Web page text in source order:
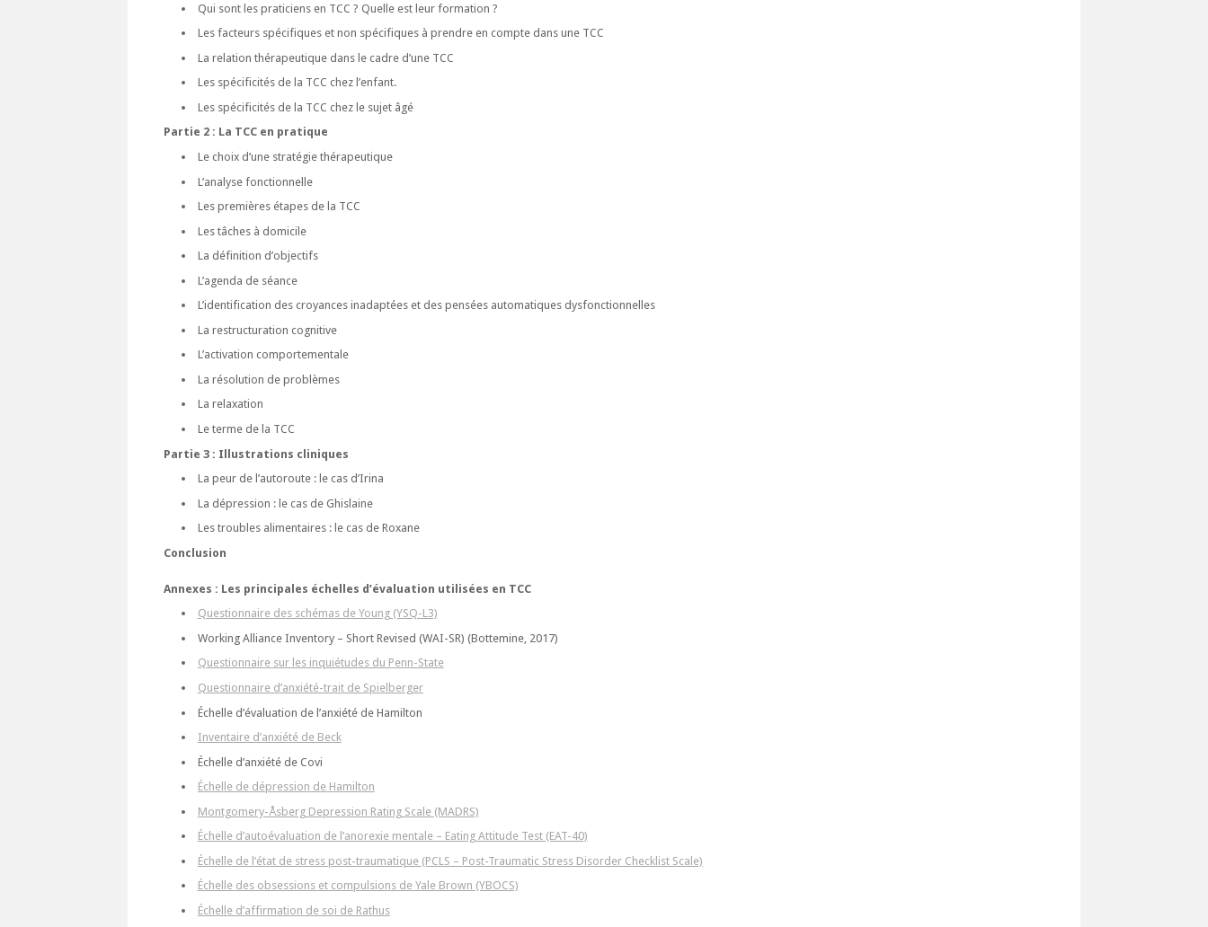
Qui sont les praticiens en TCC ? Quelle est leur formation ?
Les facteurs spécifiques et non spécifiques à prendre en compte dans une TCC
La relation thérapeutique dans le cadre d’une TCC
Les spécificités de la TCC chez l’enfant.
Les spécificités de la TCC chez le sujet âgé
Partie 2 : La TCC en pratique
Le choix d’une stratégie thérapeutique
L’analyse fonctionnelle
Les premières étapes de la TCC
Les tâches à domicile
La définition d’objectifs
L’agenda de séance
L’identification des croyances inadaptées et des pensées automatiques dysfonctionnelles
La restructuration cognitive
L’activation comportementale
La résolution de problèmes
La relaxation
Le terme de la TCC
Partie 3 : Illustrations cliniques
La peur de l’autoroute : le cas d’Irina
La dépression : le cas de Ghislaine
Les troubles alimentaires : le cas de Roxane
Conclusion
Annexes : Les principales échelles d’évaluation utilisées en TCC
Questionnaire des schémas de Young (YSQ-L3)
Working Alliance Inventory – Short Revised (WAI-SR) (Bottemine, 2017)
Questionnaire sur les inquiétudes du Penn-State
Questionnaire d’anxiété-trait de Spielberger
Échelle d’évaluation de l’anxiété de Hamilton
Inventaire d’anxiété de Beck
Échelle d’anxiété de Covi
Échelle de dépression de Hamilton
Montgomery-Åsberg Depression Rating Scale (MADRS)
Échelle d’autoévaluation de l’anorexie mentale – Eating Attitude Test (EAT-40)
Échelle de l’état de stress post-traumatique (PCLS – Post-Traumatic Stress Disorder Checklist Scale)
Échelle des obsessions et compulsions de Yale Brown (YBOCS)
Échelle d’affirmation de soi de Rathus